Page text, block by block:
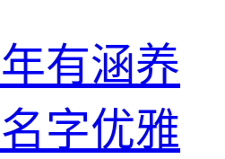
有涵养
字优雅